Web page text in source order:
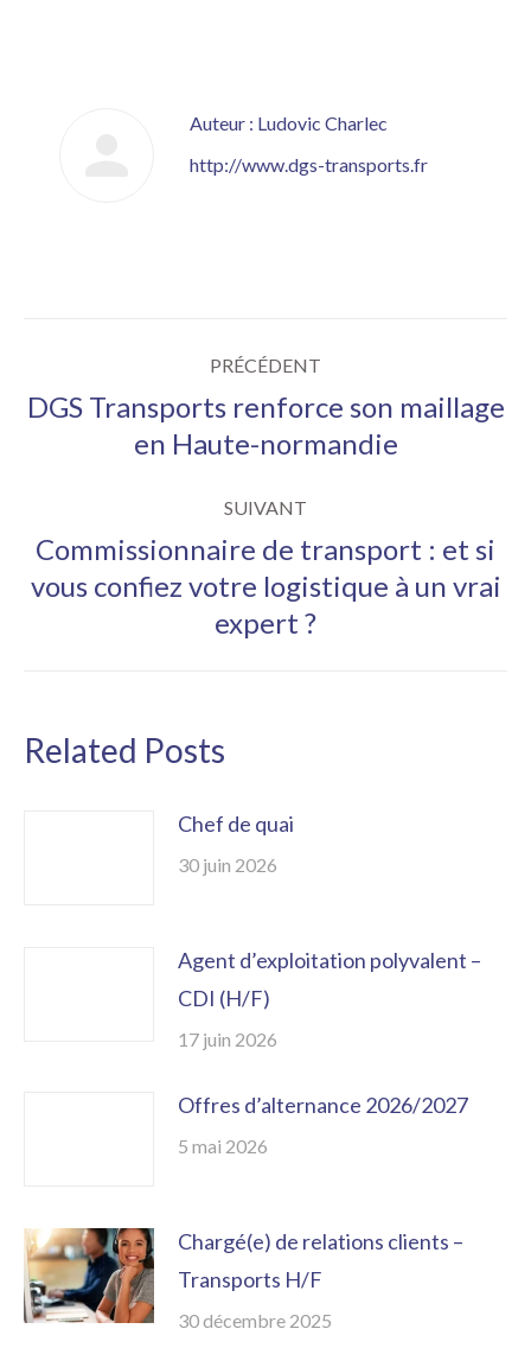
Auteur : Ludovic Charlec
http://www.dgs-transports.fr
article
PRÉCÉDENT
Article
précédent
:
DGS Transports renforce son maillage
en Haute-normandie
SUIVANT
Article
suivant
Commissionnaire de transport : et si
vous confiez votre logistique à un vrai
expert ?
Related Posts
Chef de quai
30 juin 2026
Agent d’exploitation polyvalent –
CDI (H/F)
17 juin 2026
Offres d’alternance 2026/2027
5 mai 2026
Chargé(e) de relations clients –
Transports H/F
30 décembre 2025